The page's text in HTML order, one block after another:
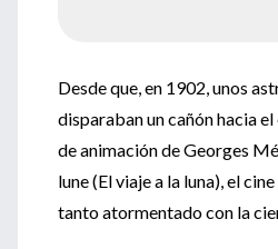
Desde que, en 1902, unos
disparaban un cañón hacia
de animación de Georges
lune (El viaje a la luna), el
tanto atormentado con la